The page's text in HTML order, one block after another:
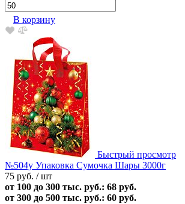
В корзину
Быстрый просмотр
№504у Упаковка Сумочка Шары 3000г
75 руб. / шт
от 100 до 300 тыс. руб.: 68 руб.
от 300 до 500 тыс. руб.: 60 руб.